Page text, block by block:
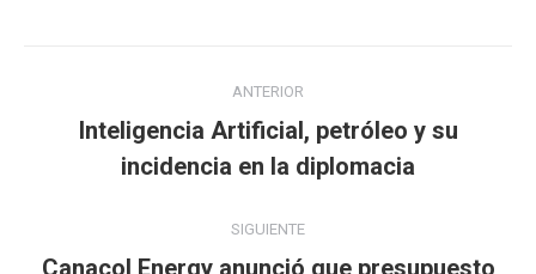
entre
publicaciones
ANTERIOR
Publicación
anterior:
Inteligencia Artificial, petróleo y su
incidencia en la diplomacia
SIGUIENTE
Canacol Energy anunció que presupuesto